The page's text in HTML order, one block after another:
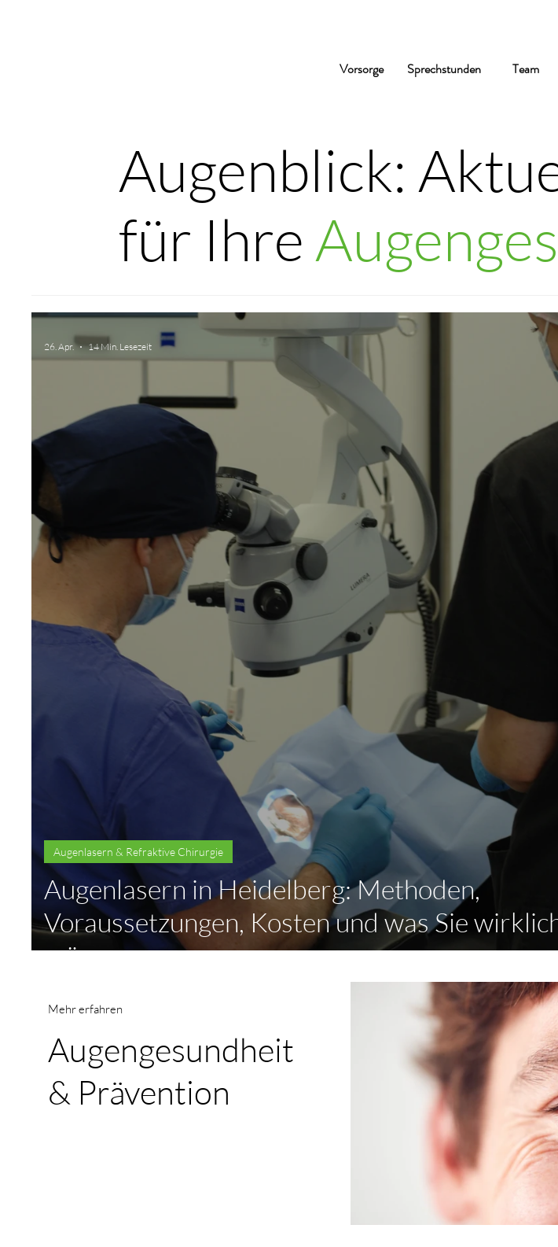
Vorsorge Sprechstunden Team
Augenblick:
für Ihre
Augenlasern in Heidelberg: Methoden,
Voraussetzungen, Kosten und was Sie
müssen
Augenlasern & Refraktive Chirurgie
26. Apr. 14 Min. Lesezeit
Mehr erfahren
Augengesundheit
& Prävention